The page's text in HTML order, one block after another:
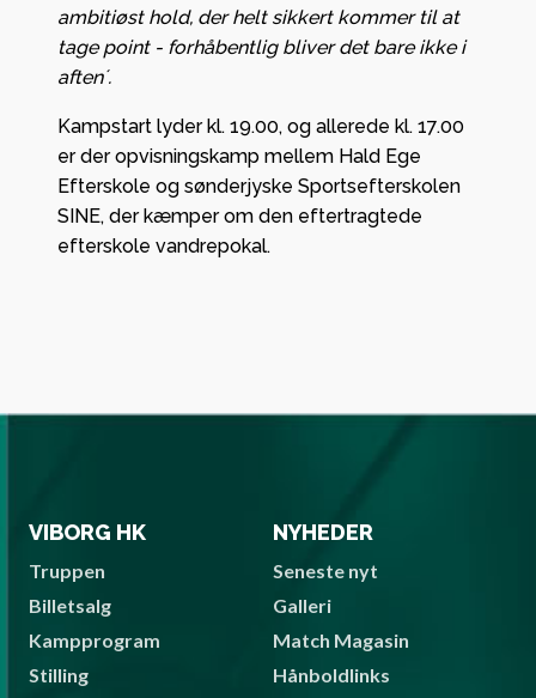
ambitiøst hold, der helt sikkert kommer til at
tage point - forhåbentlig bliver det bare ikke i
aften´.
Kampstart lyder kl. 19.00, og allerede kl. 17.00
er der opvisningskamp mellem Hald Ege
Efterskole og sønderjyske Sportsefterskolen
SINE, der kæmper om den eftertragtede
efterskole vandrepokal.
VIBORG HK
Truppen
Billetsalg
Kampprogram
Stilling
NYHEDER
Seneste nyt
Galleri
Match Magasin
Hånboldlinks